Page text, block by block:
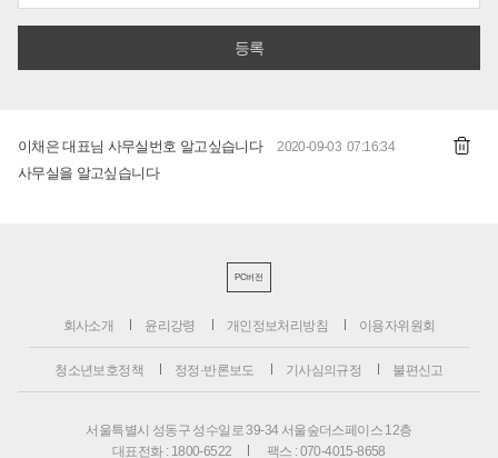
이채은 대표님 사무실번호 알고싶습니다 2020-09-03 07:16:34
사무실을 알고싶습니다
PC버전
회사소개 윤리강령 개인정보처리방침 이용자위원회
청소년보호정책 정정·반론보도 기사심의규정 불편신고
서울특별시 성동구 성수일로 39-34 서울숲더스페이스 12층
대표전화 : 1800-6522
팩스 : 070-4015-8658